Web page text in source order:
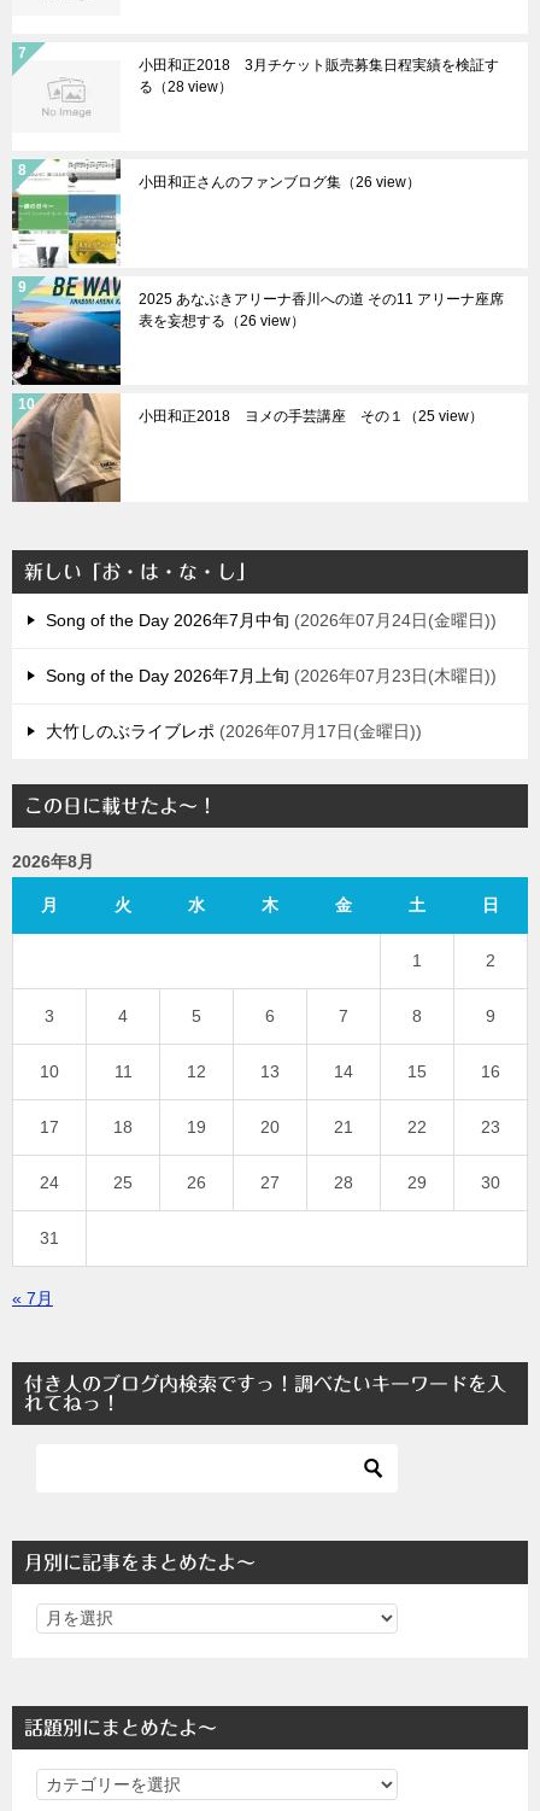
小田和正2018 3月チケット販売募集日程実績を検証す
る（28 view）
小田和正さんのファンブログ集（26 view）
2025 あなぶきアリーナ香川への道 その11 アリーナ座席
表を妄想する（26 view）
小田和正2018 ヨメの手芸講座 その１（25 view）
新しい「お・は・な・し」
Song of the Day 2026年7月中旬 2026年07月24日(金曜日)
Song of the Day 2026年7月上旬 2026年07月23日(木曜日)
大竹しのぶライブレポ 2026年07月17日(金曜日)
この日に載せたよ～！
2026年8月
月 火 水 木 金 土 日
1 2
3 4 5 6 7 8 9
10 11 12 13 14 15 16
17 18 19 20 21 22 23
24 25 26 27 28 29 30
31
« 7月
付き人のブログ内検索ですっ！調べたいキーワードを入
れてねっ！
月別に記事をまとめたよ～
話題別にまとめたよ～
話